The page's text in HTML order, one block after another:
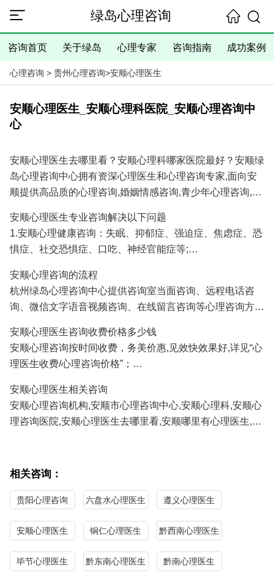
绿岛心理咨询
咨询首页 关于绿岛 心理专家 咨询指南 成功案例
心理咨询 > 贵州心理咨询>安顺心理医生
安顺心理医生_安顺心理科医院_安顺心理咨询中
心
安顺心理医生去哪里看？安顺心理科哪家医院最好？安顺绿
岛心理咨询中心拥有资深心理医生和心理咨询专家,面向安
顺提供高品质的心理咨询,婚姻情感咨询,青少年心理咨询,抑
验和大量成功案例,是您寻找安顺心理医生专家和安顺心理
咨询医院/心理咨询机构的理想选择！
安顺心理医生专业咨询解决以下问题
1.安顺心理健康咨询：失眠、抑郁症、强迫症、焦虑症、恐
惧症、社交恐惧症、口吃、神经官能症等;
人、挽救婚姻、感情修复、情感咨询等;
3.安顺青少年心理咨询：孩子厌学、沉迷游戏、叛逆、早
恋、学习压力、考试焦虑、交往障碍、家庭教育咨询等;
4.安顺职场心理咨询：人际关系、职场压力、职业规划、情
绪调节、心理辅导等；
5.安顺性心理咨询：青春期性教育、性心理障碍、以及心理
安顺心理咨询的流程
杭州绿岛心理咨询中心提供咨询室当面咨询、远程电话咨
询、微信文字语音视频咨询、在线留言咨询等心理咨询方
便地得到心理医生专家专业有效的心理咨询服务。
正式系统的心理咨询服务需要提前预约,详见"心理医生预约/
心理咨询流程"；
安顺心理医生咨询收费价格多少钱
安顺心理咨询按时间收费，务美价惠,见效快效果好,详见“心
理医生收费/心理咨询价格”；
86433196 13306538268
安顺心理医生相关咨询
安顺心理咨询机构,安顺市心理咨询中心,安顺心理科,安顺心
理咨询医院,安顺心理医生去哪里看,安顺哪里有心理医生,安
相关咨询：
贵阳心理咨询 六盘水心理医生 遵义心理医生
安顺心理医生 铜仁心理医生 黔西南心理医生
毕节心理医生 黔东南心理医生 黔南心理医生